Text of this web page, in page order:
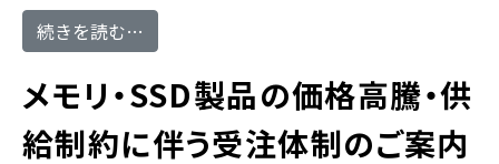
続きを読む…
メモリ・SSD製品の価格高騰・供
給制約に伴う受注体制のご案内